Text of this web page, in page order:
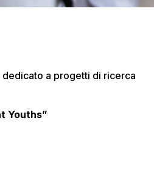
a progetti di ricerca
Youths”